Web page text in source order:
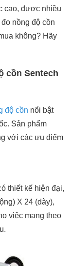
cao, được nhiều
nồng độ cồn
không? Hãy
cồn Sentech
độ cồn nổi bật
Sản phẩm
với các ưu điểm
thiết kế hiện đại,
X 24 (dày),
việc mang theo